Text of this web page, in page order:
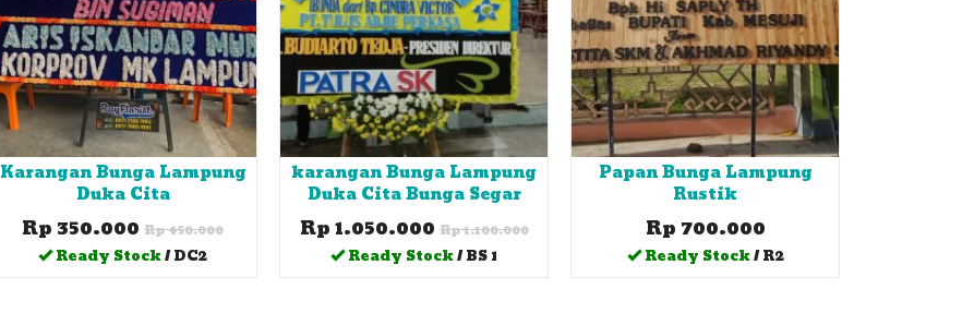
Karangan Bunga Lampung
Duka Cita
Rp 350.000 Rp 450.000
Ready Stock/ DC2
karangan Bunga Lampung
Duka Cita Bunga Segar
Rp 1.050.000 Rp 1.100.000
Ready Stock/ BS 1
Papan Bunga Lampung
Rustik
Rp 700.000
Ready Stock/ R2